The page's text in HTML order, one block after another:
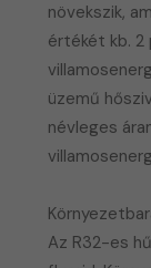
növekszik,
értékét kb.
üzemű
névleges
Az R32-es